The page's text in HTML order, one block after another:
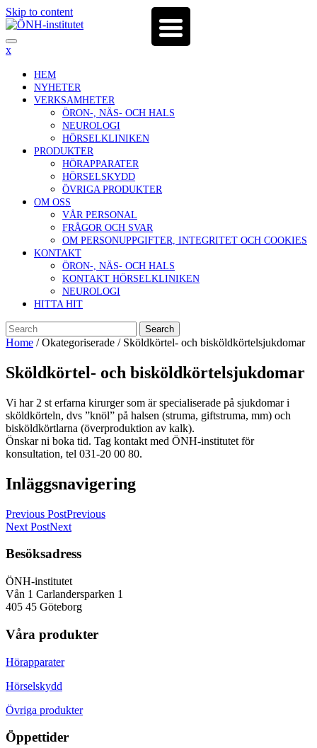
Skip to content
x
HEM
NYHETER
VERKSAMHETER
ÖRON-, NÄS- OCH HALS
NEUROLOGI
HÖRSELKLINIKEN
PRODUKTER
HÖRAPPARATER
HÖRSELSKYDD
ÖVRIGA PRODUKTER
OM OSS
VÅR PERSONAL
FRÅGOR OCH SVAR
OM PERSONUPPGIFTER, INTEGRITET OCH COOKIES
KONTAKT
ÖRON-, NÄS- OCH HALS
KONTAKT HÖRSELKLINIKEN
NEUROLOGI
HITTA HIT
Search
Home / Okategoriserade / Sköldkörtel- och bisköldkörtelsjukdomar
Sköldkörtel- och bisköldkörtelsjukdomar
Vi har 2 st erfarna kirurger som är specialiserade på sjukdomar i
sköldkörteln, dvs ”knöl” på halsen (struma, giftstruma, mm) och
bisköldkörtlarna (överproduktion av kalk).
Önskar ni boka tid. Tag kontakt med ÖNH-institutet för
konsultation, tel 031-20 00 80.
Inläggsnavigering
Previous PostPrevious
Next PostNext
Besöksadress
ÖNH-institutet
Vån 1 Carlandersparken 1
405 45 Göteborg
Våra produkter
Hörapparater
Hörselskydd
Övriga produkter
Öppettider